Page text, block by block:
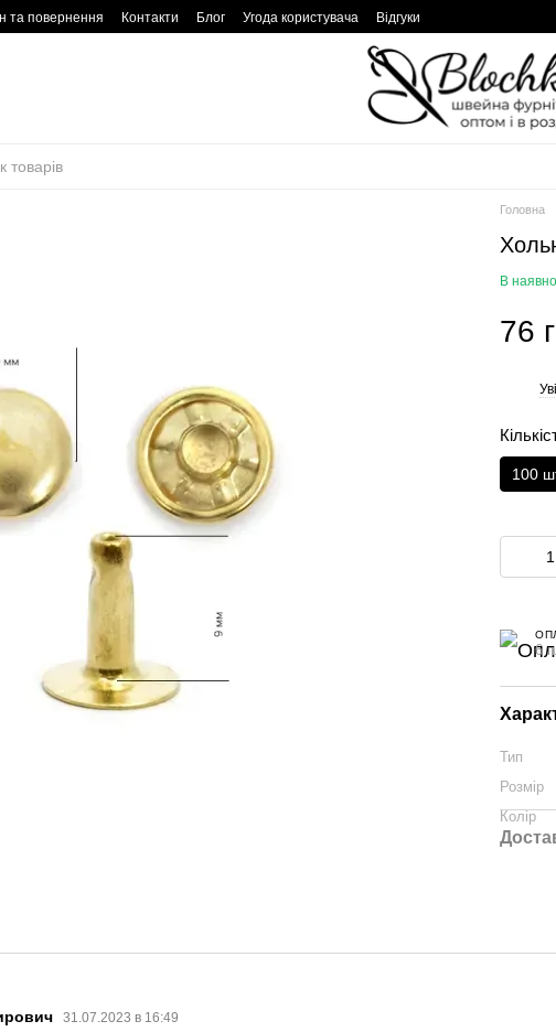
та повернення Контакти Блог Угода користувача Відгуки
Головна
В
76
100
6
Тип
Розмір
Колір
31.07.2023 в 16:49